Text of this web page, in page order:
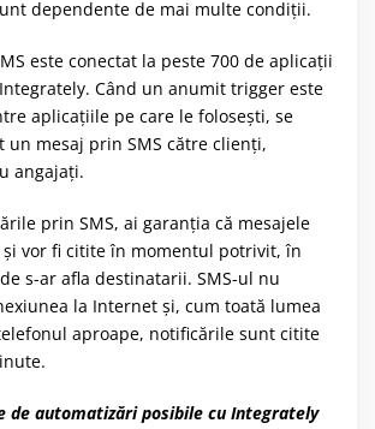
dependente de mai multe condiții.
este conectat la peste 700 de aplicații
Când un anumit trigger este
aplicațiile pe care le folosești, se
mesaj prin SMS către clienți,
angajați.
prin SMS, ai garanția că mesajele
vor fi citite în momentul potrivit, în
s-ar afla destinatarii. SMS-ul nu
la Internet și, cum toată lumea
aproape, notificările sunt citite
de automatizări posibile cu Integrately